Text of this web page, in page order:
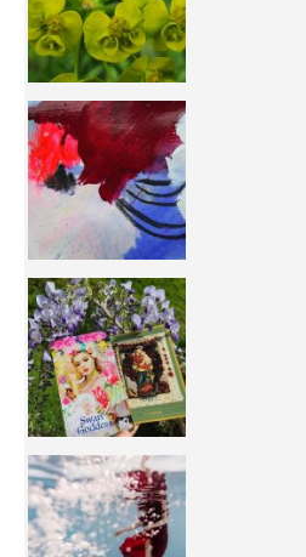
50/50 OR 100/100 ? The day after Ascension, w